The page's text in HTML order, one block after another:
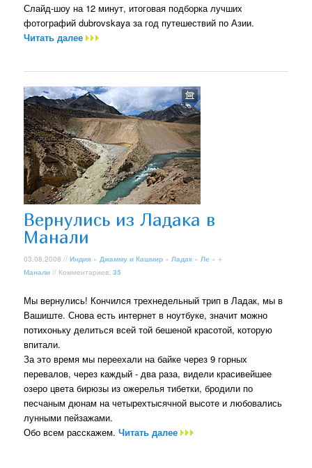
Слайд-шоу на 12 минут, итоговая подборка лучших
фотографий dubrovskaya за год путешествий по Азии.
Читать далее
Вернулись из Ладака в
Манали
03.08.2008 //Индия » Джамму и Кашмир »Ладак »Ле » +
Манали // Комментариев:35
Мы вернулись! Кончился трехнедельный трип в Ладак, мы в
Вашиште. Снова есть интернет в ноутбуке, значит можно
потихоньку делиться всей той бешеной красотой, которую
впитали.
За это время мы переехали на байке через 9 горных
перевалов, через каждый - два раза, видели красивейшее
озеро цвета бирюзы из ожерелья тибетки, бродили по
песчаным дюнам на четырехтысячной высоте и любовались
лунными пейзажами.
Обо всем расскажем.Читать далее